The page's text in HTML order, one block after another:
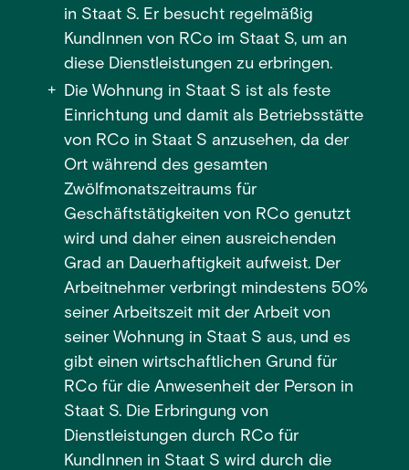
in Staat S. Er besucht regelmäßig
KundInnen von RCo im Staat S, um an
diese Dienstleistungen zu erbringen.
Die Wohnung in Staat S ist als feste
Einrichtung und damit als Betriebsstätte
von RCo in Staat S anzusehen, da der
Ort während des gesamten
Zwölfmonatszeitraums für
Geschäftstätigkeiten von RCo genutzt
wird und daher einen ausreichenden
Grad an Dauerhaftigkeit aufweist. Der
Arbeitnehmer verbringt mindestens 50%
seiner Arbeitszeit mit der Arbeit von
seiner Wohnung in Staat S aus, und es
gibt einen wirtschaftlichen Grund für
RCo für die Anwesenheit der Person in
Staat S. Die Erbringung von
Dienstleistungen durch RCo für
KundInnen in Staat S wird durch die